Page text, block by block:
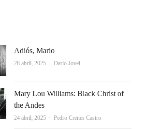
Adiós, Mario
28 abril, 2025 Autor
Darío Jovel
Mary Lou Williams: Black Christ of
the Andes
24 abril, 2025 Autor
Pedro Crenes Castro